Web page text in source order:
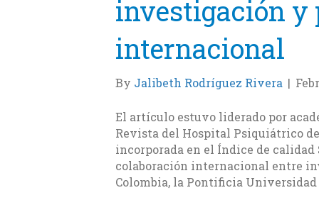
investigación y
internacional
By Jalibeth Rodríguez Rivera |
El artículo estuvo liderado por
Revista del Hospital Psiquiátrico
incorporada en el Índice de
colaboración internacional entre
Colombia, la Pontificia